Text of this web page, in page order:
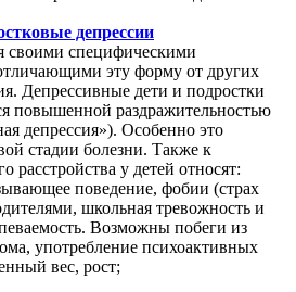
депрессии
своими специфическими
эту форму от других
Депрессивные дети и подростки
повышенной раздражительностью
депрессия»). Особенно это
стадии болезни. Также к
расстройства у детей относят:
поведение, фобии (страх
школьная тревожность и
Возможны побеги из
употребление психоактивных
вес, рост;